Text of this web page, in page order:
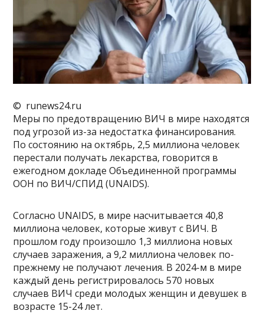
© runews24.ru
Меры по предотвращению ВИЧ в мире находятся
под угрозой из-за недостатка финансирования.
По состоянию на октябрь, 2,5 миллиона человек
перестали получать лекарства, говорится в
ежегодном докладе Объединенной программы
ООН по ВИЧ/СПИД (UNAIDS).
Согласно UNAIDS, в мире насчитывается 40,8
миллиона человек, которые живут с ВИЧ. В
прошлом году произошло 1,3 миллиона новых
случаев заражения, а 9,2 миллиона человек по-
прежнему не получают лечения. В 2024-м в мире
каждый день регистрировалось 570 новых
случаев ВИЧ среди молодых женщин и девушек в
возрасте 15-24 лет.